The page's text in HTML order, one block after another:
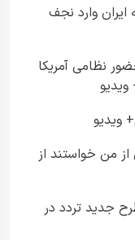
وارد نجف
نظامی آمریکا
ویدیو
ویدیو
از من خواستند از
جدید تردد در